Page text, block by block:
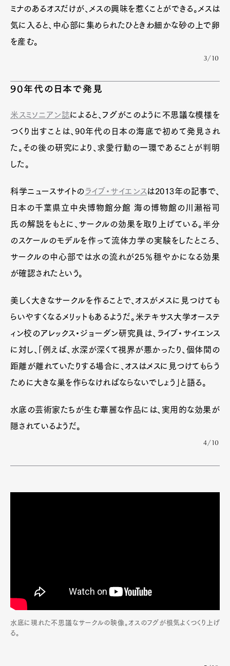
ミナのあるオスだけが、メスの興味を惹くことができる。メスは
気に入ると、中心部に集められたひときわ細かな砂の上で卵
を産む。
3/10
90年代の日本で発見
米スミソニアン誌によると、フグがこのように不思議な模様を
つくり出すことは、90年代の日本の海底で初めて発見され
た。その後の研究により、求愛行動の一環であることが判明
した。
科学ニュースサイトのライブ・サイエンスは2013年の記事で、
日本の千葉県立中央博物館分館 海の博物館の川瀬裕司
氏の解説をもとに、サークルの効果を取り上げている。半分
のスケールのモデルを作って流体力学の実験をしたところ、
サークルの中心部では水の流れが25％穏やかになる効果
が確認されたという。
美しく大きなサークルを作ることで、オスがメスに見つけても
らいやすくなるメリットもあるようだ。米テキサス大学オーステ
ィン校のアレックス・ジョーダン研究員は、ライブ・サイエンス
に対し、「例えば、水深が深くて視界が悪かったり、個体間の
距離が離れていたりする場合に、オスはメスに見つけてもらう
ために大きな巣を作らなければならないでしょう」と語る。
水底の芸術家たちが生む華麗な作品には、実用的な効果が
隠されているようだ。
4/10
水底に現れた不思議なサークルの映像。オスのフグが根気よくつくり上げ
る。